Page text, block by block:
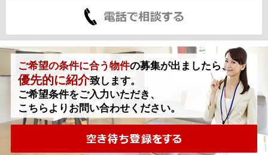
ご希望の条件に合う物件の募集が出ましたら、
優先的に紹介致します。
ご希望条件をご入力いただき、
こちらよりお問い合わせください。